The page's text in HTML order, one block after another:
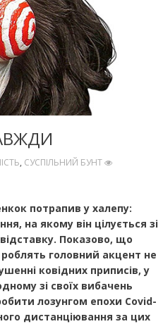
, СУСПІЛЬНИЙ БУНТ
потрапив у халепу:
на якому він цілується зі
Показово, що
головний акцент не
ковідних приписів, у
зі своїх вибачень
лозунгом епохи Covid-
дистанціювання за цих